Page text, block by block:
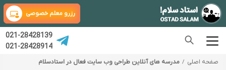
رزرو معلم خصوصی
021-28428139
021-28428914
صفحه اصلی مدرسه های آنلاین طراحی وب سایت فعال در استادسلام